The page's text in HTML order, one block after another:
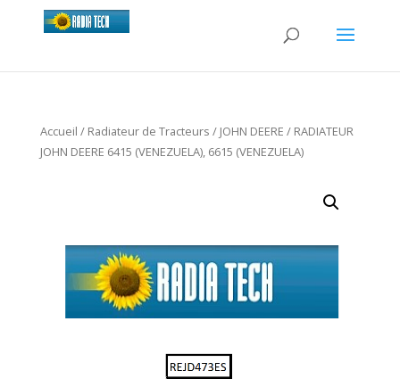
Accueil / Radiateur de Tracteurs / JOHN DEERE / RADIATEUR
JOHN DEERE 6415 (VENEZUELA), 6615 (VENEZUELA)